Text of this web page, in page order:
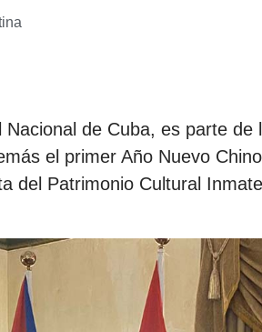
de Cuba, es parte de
el primer Año Nuevo
del Patrimonio Cultural